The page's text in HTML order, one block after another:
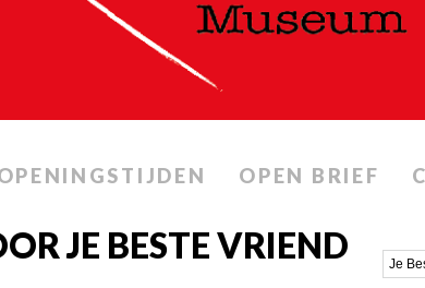
OPEN BRIEF
JE BESTE VRIEND